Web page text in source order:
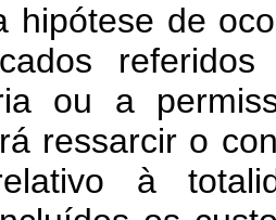
hipótese de
ou a
ressarcir o
à